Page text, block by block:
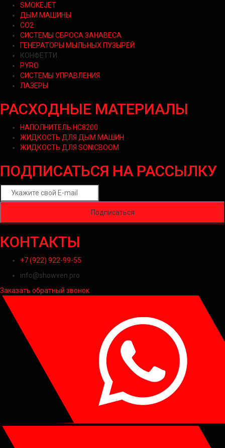
SMOKEJET
ДЫМ МАШИНЫ
CO2
СИСТЕМЫ СБРОСА ЗАНАВЕСА
ГЕНЕРАТОРЫ МЫЛЬНЫХ ПУЗЫРЕЙ
КОНФЕТТИ
PYRO
СИСТЕМЫ УПРАВЛЕНИЯ
ЛАЗЕРЫ
РАСХОДНЫЕ МАТЕРИАЛЫ
НАПОЛНИТЕЛЬ HC8200
ЖИДКОСТЬ ДЛЯ ДЫМ МАШИН
ЖИДКОСТЬ ДЛЯ SONICBOOM
ПОДПИСАТЬСЯ НА РАССЫЛКУ
КОНТАКТЫ
+7 (922) 922-99-55
info@showven.pro
Заказать обратный звонок